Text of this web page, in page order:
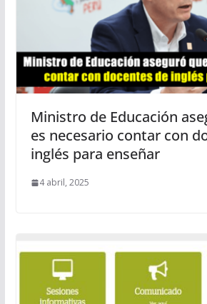
Ministro de Educación
es necesario contar con
inglés para enseñar
4 abril, 2025